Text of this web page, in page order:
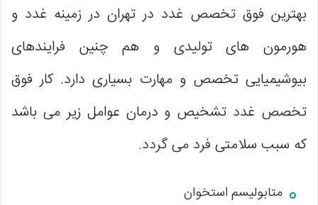
بهترین فوق تخصص غدد در تهران در زمینه غدد و
هورمون های تولیدی و هم چنین فرایندهای
بیوشیمیایی تخصص و مهارت بسیاری دارد. کار فوق
تخصص غدد تشخیص و درمان عوامل زیر می باشد
که سبب سلامتی فرد می گردد.
متابولیسم استخوان